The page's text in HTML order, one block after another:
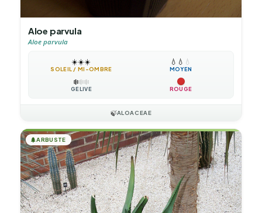
Aloe parvula
Aloe parvula
☀️☀️☀️
SOLEIL / MI-OMBRE
💧 💧 💧
MOYEN
❄️❄️❄️
GÉLIVE ROUGE
🍃ALOACEAE
🌲ARBUSTE